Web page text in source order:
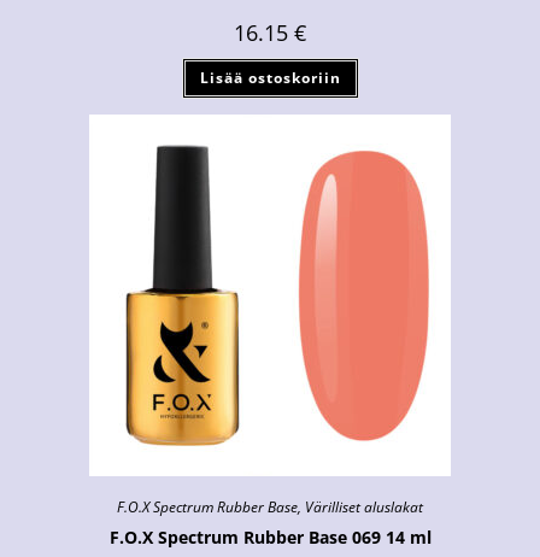
16.15 €
Lisää ostoskoriin
F.O.X Spectrum Rubber Base, Värilliset aluslakat
F.O.X Spectrum Rubber Base 069 14 ml